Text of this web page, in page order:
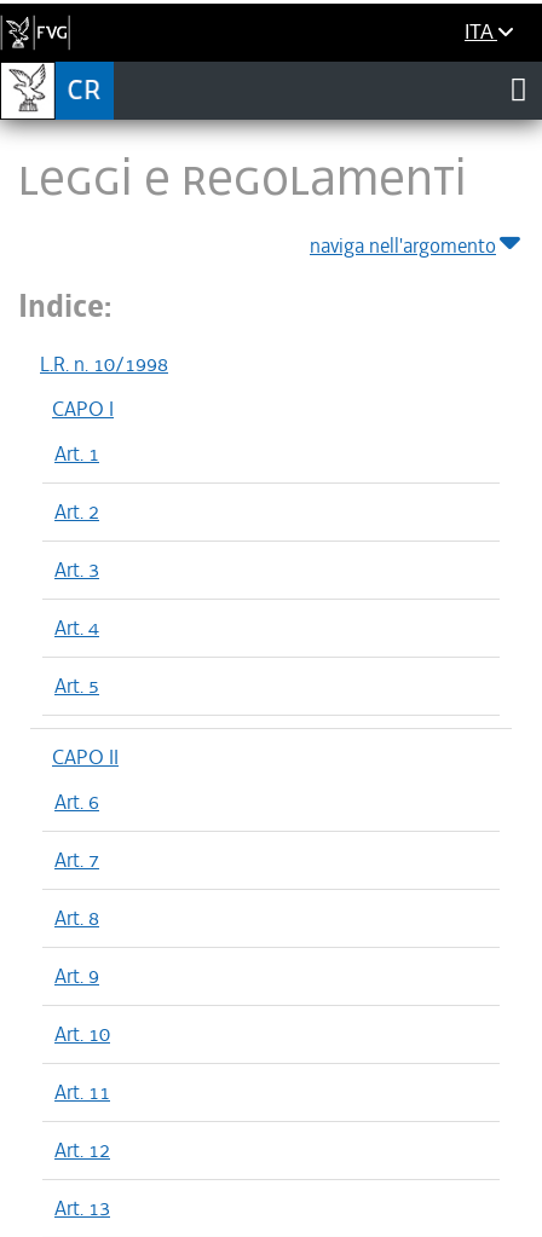
ITA
LEGGI E REGOLAMENTI
naviga nell'argomento
Indice:
L.R. n. 10/1998
CAPO I
Art. 1
Art. 2
Art. 3
Art. 4
Art. 5
CAPO II
Art. 6
Art. 7
Art. 8
Art. 9
Art. 10
Art. 11
Art. 12
Art. 13